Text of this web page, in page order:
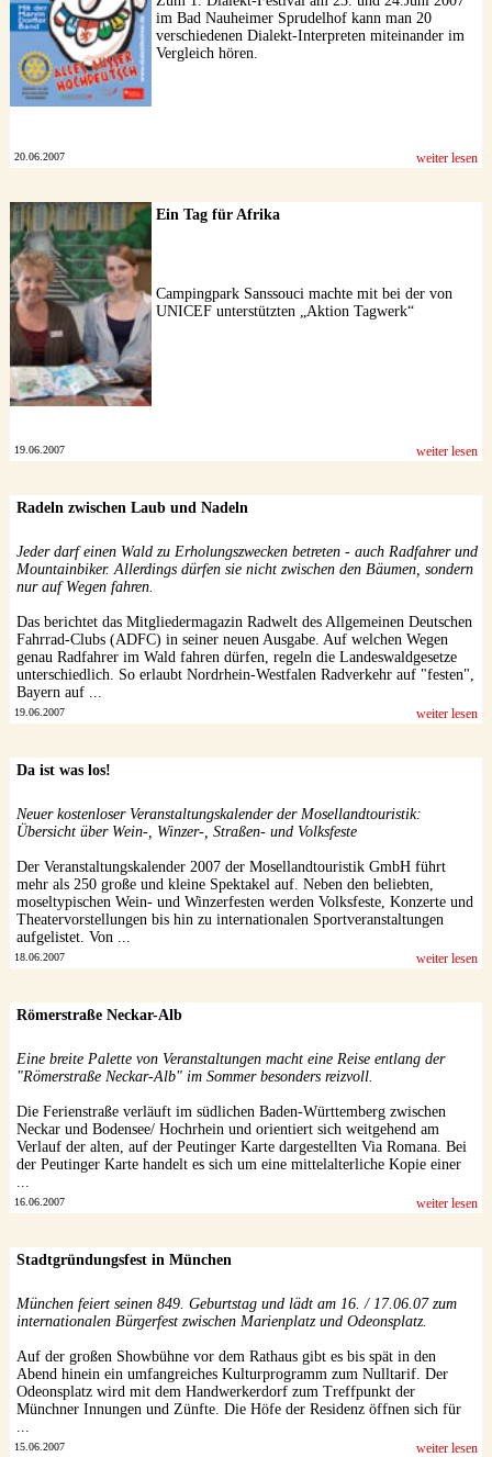
im Bad Nauheimer Sprudelhof kann man 20
verschiedenen Dialekt-Interpreten miteinander im
Vergleich hören.
20.06.2007 weiter lesen
Ein Tag für Afrika
Campingpark Sanssouci machte mit bei der von
UNICEF unterstützten „Aktion Tagwerk“
19.06.2007 weiter lesen
Radeln zwischen Laub und Nadeln
Jeder darf einen Wald zu Erholungszwecken betreten - auch Radfahrer und
Mountainbiker. Allerdings dürfen sie nicht zwischen den Bäumen, sondern
nur auf Wegen fahren.
Das berichtet das Mitgliedermagazin Radwelt des Allgemeinen Deutschen
Fahrrad-Clubs (ADFC) in seiner neuen Ausgabe. Auf welchen Wegen
genau Radfahrer im Wald fahren dürfen, regeln die Landeswaldgesetze
unterschiedlich. So erlaubt Nordrhein-Westfalen Radverkehr auf "festen",
Bayern auf ...
19.06.2007 weiter lesen
Da ist was los!
Neuer kostenloser Veranstaltungskalender der Mosellandtouristik:
Übersicht über Wein-, Winzer-, Straßen- und Volksfeste
Der Veranstaltungskalender 2007 der Mosellandtouristik GmbH führt
mehr als 250 große und kleine Spektakel auf. Neben den beliebten,
moseltypischen Wein- und Winzerfesten werden Volksfeste, Konzerte und
Theatervorstellungen bis hin zu internationalen Sportveranstaltungen
aufgelistet. Von ...
18.06.2007 weiter lesen
Römerstraße Neckar-Alb
Eine breite Palette von Veranstaltungen macht eine Reise entlang der
"Römerstraße Neckar-Alb" im Sommer besonders reizvoll.
Die Ferienstraße verläuft im südlichen Baden-Württemberg zwischen
Neckar und Bodensee/ Hochrhein und orientiert sich weitgehend am
Verlauf der alten, auf der Peutinger Karte dargestellten Via Romana. Bei
der Peutinger Karte handelt es sich um eine mittelalterliche Kopie einer
16.06.2007 weiter lesen
Stadtgründungsfest in München
München feiert seinen 849. Geburtstag und lädt am 16. / 17.06.07 zum
internationalen Bürgerfest zwischen Marienplatz und Odeonsplatz.
Auf der großen Showbühne vor dem Rathaus gibt es bis spät in den
Abend hinein ein umfangreiches Kulturprogramm zum Nulltarif. Der
Odeonsplatz wird mit dem Handwerkerdorf zum Treffpunkt der
Münchner Innungen und Zünfte. Die Höfe der Residenz öffnen sich für
15.06.2007 weiter lesen